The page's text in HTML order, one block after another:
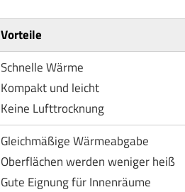
Vorteile
Schnelle Wärme
Kompakt und leicht
Keine Lufttrocknung
Gleichmäßige Wärmeabgabe
Oberflächen werden weniger heiß
Gute Eignung für Innenräume